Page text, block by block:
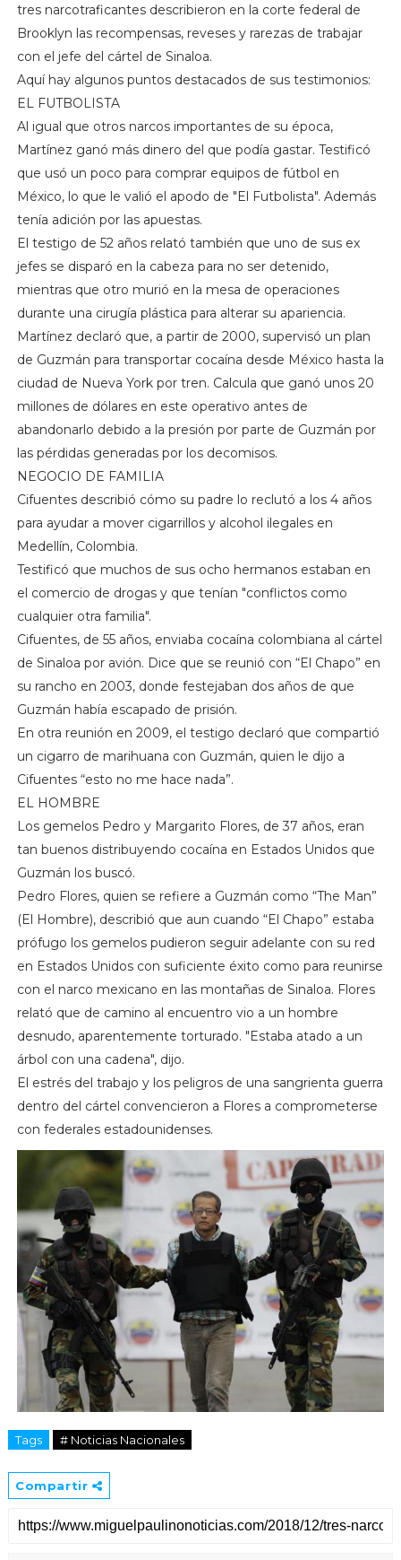
tres narcotraficantes describieron en la corte federal de
Brooklyn las recompensas, reveses y rarezas de trabajar
con el jefe del cártel de Sinaloa.
Aquí hay algunos puntos destacados de sus testimonios:
EL FUTBOLISTA
Al igual que otros narcos importantes de su época,
Martínez ganó más dinero del que podía gastar. Testificó
que usó un poco para comprar equipos de fútbol en
México, lo que le valió el apodo de "El Futbolista". Además
tenía adición por las apuestas.
El testigo de 52 años relató también que uno de sus ex
jefes se disparó en la cabeza para no ser detenido,
mientras que otro murió en la mesa de operaciones
durante una cirugía plástica para alterar su apariencia.
Martínez declaró que, a partir de 2000, supervisó un plan
de Guzmán para transportar cocaína desde México hasta la
ciudad de Nueva York por tren. Calcula que ganó unos 20
millones de dólares en este operativo antes de
abandonarlo debido a la presión por parte de Guzmán por
las pérdidas generadas por los decomisos.
NEGOCIO DE FAMILIA
Cifuentes describió cómo su padre lo reclutó a los 4 años
para ayudar a mover cigarrillos y alcohol ilegales en
Medellín, Colombia.
Testificó que muchos de sus ocho hermanos estaban en
el comercio de drogas y que tenían "conflictos como
cualquier otra familia".
Cifuentes, de 55 años, enviaba cocaína colombiana al cártel
de Sinaloa por avión. Dice que se reunió con “El Chapo” en
su rancho en 2003, donde festejaban dos años de que
Guzmán había escapado de prisión.
En otra reunión en 2009, el testigo declaró que compartió
un cigarro de marihuana con Guzmán, quien le dijo a
Cifuentes “esto no me hace nada”.
EL HOMBRE
Los gemelos Pedro y Margarito Flores, de 37 años, eran
tan buenos distribuyendo cocaína en Estados Unidos que
Guzmán los buscó.
Pedro Flores, quien se refiere a Guzmán como “The Man”
(El Hombre), describió que aun cuando “El Chapo” estaba
prófugo los gemelos pudieron seguir adelante con su red
en Estados Unidos con suficiente éxito como para reunirse
con el narco mexicano en las montañas de Sinaloa. Flores
relató que de camino al encuentro vio a un hombre
desnudo, aparentemente torturado. "Estaba atado a un
árbol con una cadena", dijo.
El estrés del trabajo y los peligros de una sangrienta guerra
dentro del cártel convencieron a Flores a comprometerse
con federales estadounidenses.
Tags # Noticias Nacionales
Compartir